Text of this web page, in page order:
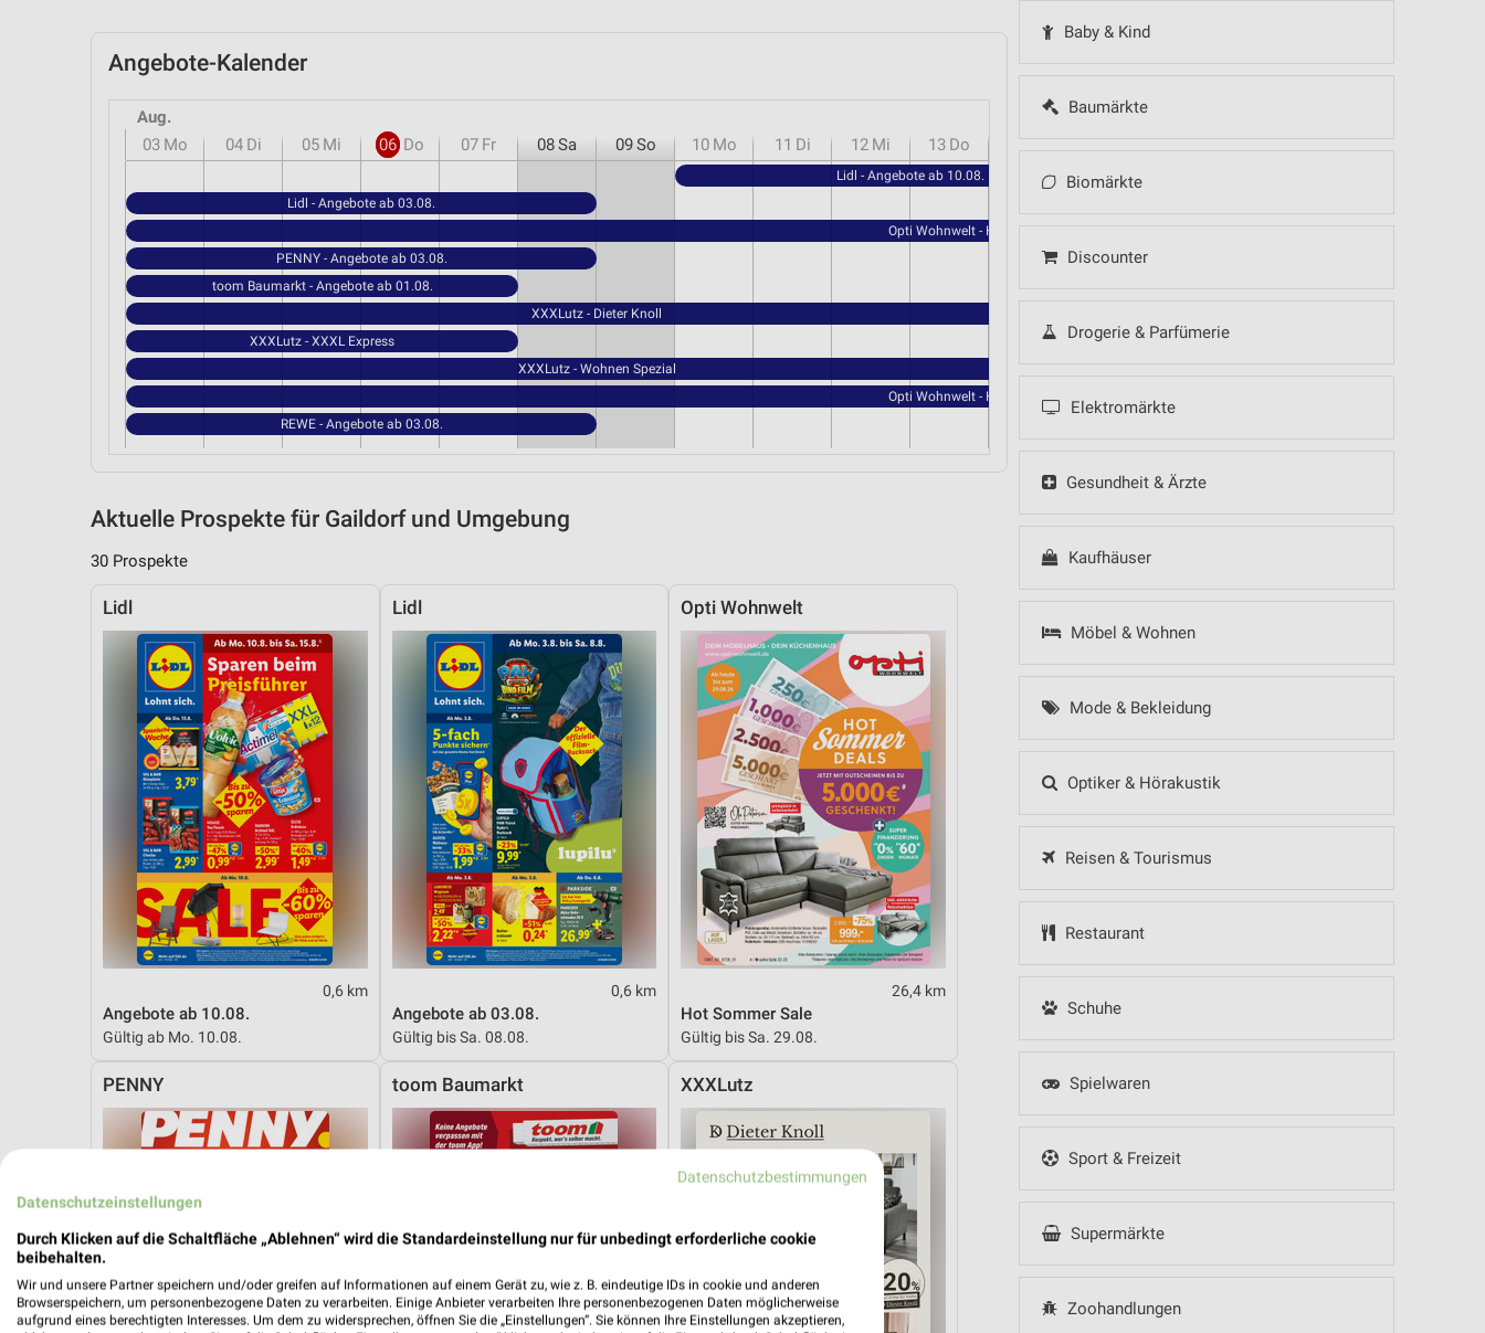
Baby & Kind
Baumärkte
Biomärkte
Discounter
Drogerie & Parfümerie
Elektromärkte
Gesundheit & Ärzte
Kaufhäuser
Möbel & Wohnen
Mode & Bekleidung
Optiker & Hörakustik
Reisen & Tourismus
Restaurant
Schuhe
Spielwaren
Sport & Freizeit
Supermärkte
Zoohandlungen
Angebote-Kalender
Aug.
03 Mo 04 Di 05 Mi 06 Do 07 Fr 08Sa 09So 10 Mo 11 Di 12 Mi 13 Do
Lidl - Angebote ab 10.08.
Lidl - Angebote ab 03.08.
Opti Wohnwelt - Hot Sommer Sale
PENNY - Angebote ab 03.08.
toom Baumarkt - Angebote ab 01.08.
XXXLutz - Dieter Knoll
XXXLutz - XXXL Express
XXXLutz - Wohnen Spezial
Opti Wohnwelt - Hot Sommer Sale
REWE - Angebote ab 03.08.
Aktuelle Prospekte für Gaildorf und Umgebung
30 Prospekte
Lidl
0,6 km
Angebote ab 10.08.
Gültig ab Mo. 10.08.
Lidl
0,6 km
Angebote ab 03.08.
Gültig bis Sa. 08.08.
Opti Wohnwelt
26,4 km
Hot Sommer Sale
Gültig bis Sa. 29.08.
PENNY toom Baumarkt XXXLutz
Datenschutzbestimmungen
Datenschutzeinstellungen
Durch Klicken auf die Schaltfläche „Ablehnen“ wird die Standardeinstellung nur für unbedingt erforderliche cookie
beibehalten.
Wir und unsere Partner speichern und/oder greifen auf Informationen auf einem Gerät zu, wie z. B. eindeutige IDs in cookie und anderen
Browserspeichern, um personenbezogene Daten zu verarbeiten. Einige Anbieter verarbeiten Ihre personenbezogenen Daten möglicherweise
aufgrund eines berechtigten Interesses. Um dem zu widersprechen, öffnen Sie die „Einstellungen“. Sie können Ihre Einstellungen akzeptieren,